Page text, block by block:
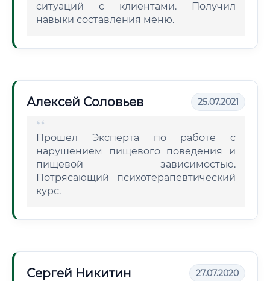
ситуаций с клиентами. Получил
навыки составления меню.
Алексей Соловьев 25.07.2021
Прошел Эксперта по работе с
нарушением пищевого поведения и
пищевой зависимостью.
Потрясающий психотерапевтический
курс.
Сергей Никитин 27.07.2020